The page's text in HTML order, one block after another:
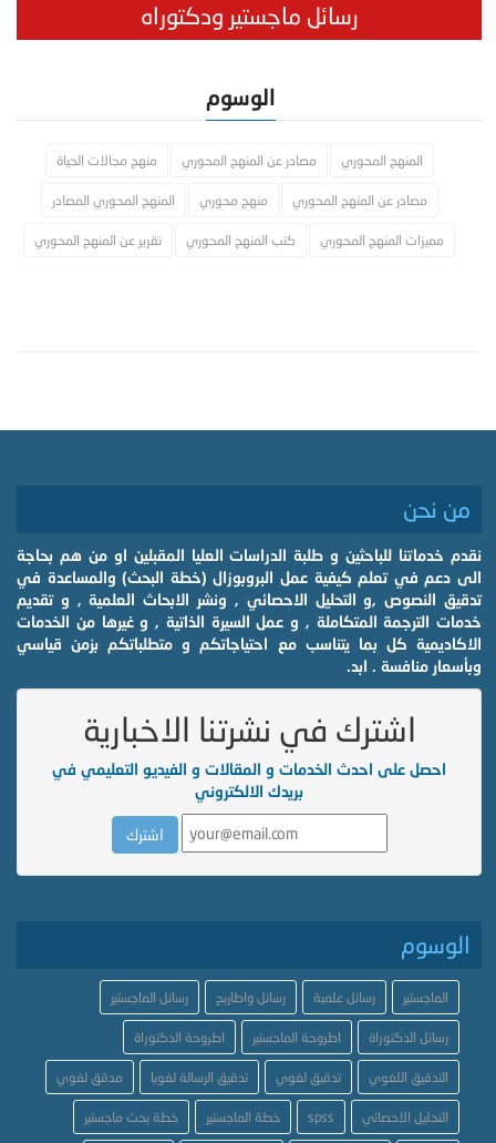
رسائل ماجستير ودكتوراه
الوسوم
المنهج المحوري مصادر عن المنهج المحوري منهج مجالات الحياة
مصادر عن المنهج المحوري منهج محوري المنهج المحوري المصادر
مميزات المنهج المحوري كتب المنهج المحوري تقرير عن المنهج المحوري
من نحن
نقدم خدماتنا للباحثين و طلبة الدراسات العليا المقبلين او من هم بحاجة
الى دعم في تعلم كيفية عمل البروبوزال (خطة البحث) والمساعدة في
تدقيق النصوص ,و التحليل الاحصائي , ونشر الابحاث العلمية , و تقديم
خدمات الترجمة المتكاملة , و عمل السيرة الذاتية , و غيرها من الخدمات
الاكاديمية كل بما يتناسب مع احتياجاتكم و متطلباتكم بزمن قياسي
وبأسعار منافسة . ابد.
اشترك في نشرتنا الاخبارية
احصل على احدث الخدمات و المقالات و الفيديو التعليمي في
بريدك الالكتروني
الوسوم
الماجستير رسائل علمية رسائل واطاريح رسائل الماجستير
رسائل الدكتوراة اطروحة الماجستير اطروحة الدكتوراة
التدقيق اللغوي تدقيق لغوي تدقيق الرسالة لغويا مدقق لغوي
التحليل الاحصائي spss خطة الماجستير خطة بحث ماجستير